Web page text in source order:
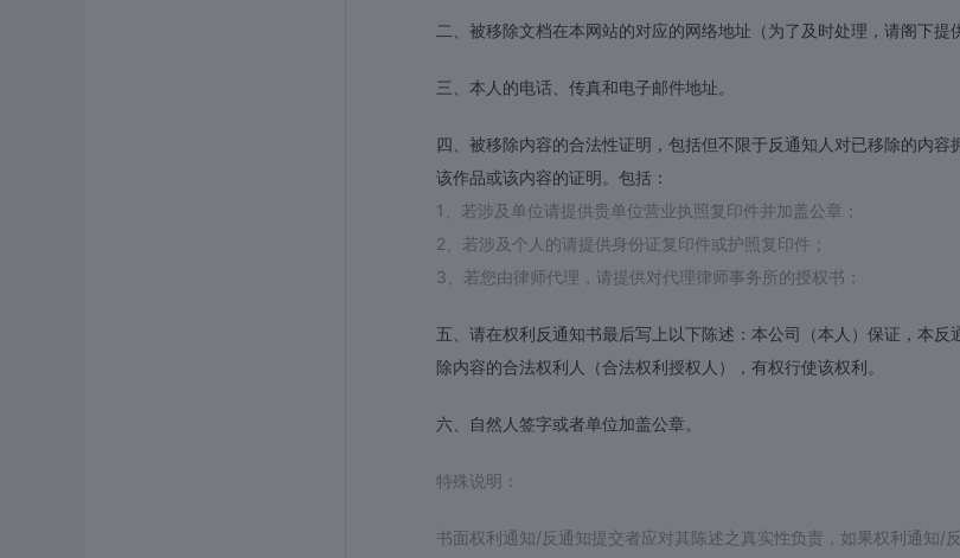
二、被移除文档在本网站的对应的网络地址（为了及时处理，请阁下提
三、本人的电话、传真和电子邮件地址。
四、被移除内容的合法性证明，包括但不限于反通知人对已移除的内
该作品或该内容的证明。包括：
1、若涉及单位请提供贵单位营业执照复印件并加盖公章；
2、若涉及个人的请提供身份证复印件或护照复印件；
3、若您由律师代理，请提供对代理律师事务所的授权书；
五、请在权利反通知书最后写上以下陈述：本公司（本人）保证，本
除内容的合法权利人（合法权利授权人），有权行使该权利。
六、自然人签字或者单位加盖公章。
特殊说明：
书面权利通知/反通知提交者应对其陈述之真实性负责，如果权利通知/